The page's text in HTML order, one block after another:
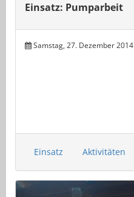
Einsatz: Pumparbeit
Samstag, 27. Dezember 2014
Einsatz Aktivitäten